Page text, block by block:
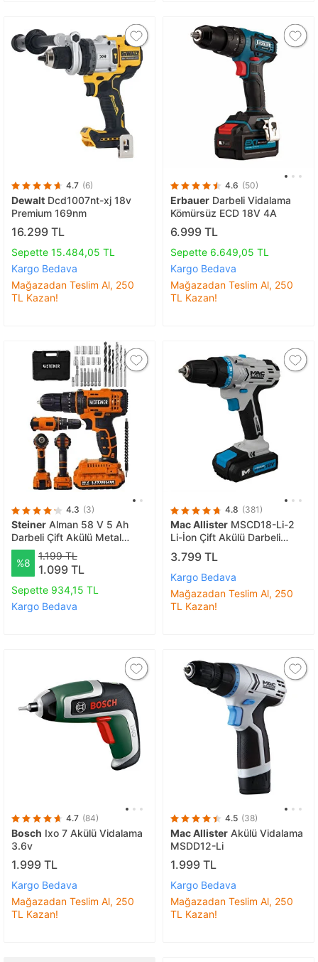
4.7 (6)
Dewalt Dcd1007nt-xj 18v
Premium 169nm
16.299 TL
Sepette 15.484,05 TL
Kargo Bedava
Mağazadan Teslim Al, 250
TL Kazan!
4.6 (50)
Erbauer Darbeli Vidalama
Kömürsüz ECD 18V 4A
6.999 TL
Sepette 6.649,05 TL
Kargo Bedava
Mağazadan Teslim Al, 250
TL Kazan!
4.3 (3)
Steiner Alman 58 V 5 Ah
Darbeli Çift Akülü Metal
Şanzuman Bakır Sargı Şarzlı
Vidalama Matkap 24 Parça
Set
%8
1.199 TL
1.099 TL
Sepette 934,15 TL
Kargo Bedava
4.8 (381)
Mac Allister MSCD18-Li-2
Li-İon Çift Akülü Darbeli
Matkap 18V 1,5A
3.799 TL
Kargo Bedava
Mağazadan Teslim Al, 250
TL Kazan!
4.7 (84)
Bosch Ixo 7 Akülü Vidalama
3.6v
1.999 TL
Kargo Bedava
Mağazadan Teslim Al, 250
TL Kazan!
4.5 (38)
Mac Allister Akülü Vidalama
MSDD12-Li
1.999 TL
Kargo Bedava
Mağazadan Teslim Al, 250
TL Kazan!